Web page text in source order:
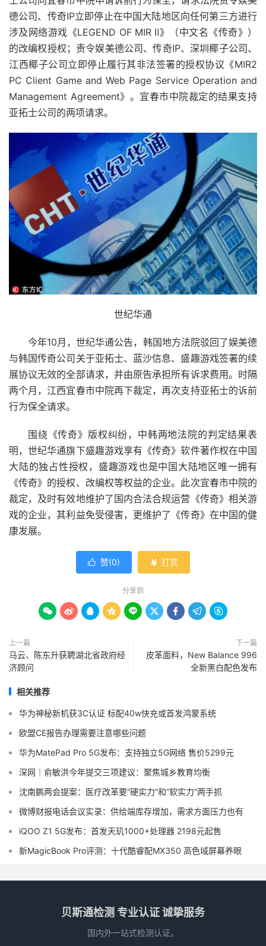
德公司、传奇IP立即停止在中国大陆地区向任何第三方进行
涉及网络游戏《LEGEND OF MIR Ⅱ》（中文名《传奇》）
的改编权授权；责令娱美德公司、传奇IP、深圳椰子公司、
江西椰子公司立即停止履行其非法签署的授权协议《MIR2
PC Client Game and Web Page Service Operation and
Management Agreement》。宜春市中院裁定的结果支持
亚拓士公司的两项请求。
世纪华通
今年10月，世纪华通公告，韩国地方法院驳回了娱美德
与韩国传奇公司关于亚拓士、蓝沙信息、盛趣游戏签署的续
展协议无效的全部请求，并由原告承担所有诉求费用。时隔
两个月，江西宜春市中院再下裁定，再次支持亚拓士的诉前
行为保全请求。
围绕《传奇》版权纠纷，中韩两地法院的判定结果表
明，世纪华通旗下盛趣游戏享有《传奇》软件著作权在中国
大陆的独占性授权，盛趣游戏也是中国大陆地区唯一拥有
《传奇》的授权、改编权等权益的企业。此次宜春市中院的
裁定，及时有效地维护了国内合法合规运营《传奇》相关游
戏的企业，其利益免受侵害，更维护了《传奇》在中国的健
康发展。
 赞(0)  打赏
分享到
        
上一篇
马云、陈东升获聘湖北省政府经
济顾问
下一篇
皮革面料，New Balance 996
全新黑白配色发布
相关推荐
华为神秘新机获3C认证 标配40w快充或首发鸿蒙系统
欧盟CE报告办理需要注意哪些问题
华为MatePad Pro 5G发布：支持独立5G网络 售价5299元
深网｜俞敏洪今年提交三项建议：聚焦城乡教育均衡
沈南鹏两会提案：医疗改革要“硬实力”和“软实力”两手抓
微博财报电话会议实录：供给端库存增加，需求方面压力也有
iQOO Z1 5G发布：首发天玑1000+处理器 2198元起售
新MagicBook Pro评测：十代酷睿配MX350 高色域屏幕养眼
贝斯通检测 专业认证 诚挚服务
国内外一站式检测认证。